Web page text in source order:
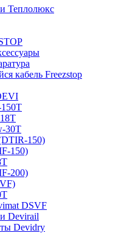
Теплолюкс
кабель Freezstop
30T
150)
150)
200)
DSVF
Devirail
Devidry